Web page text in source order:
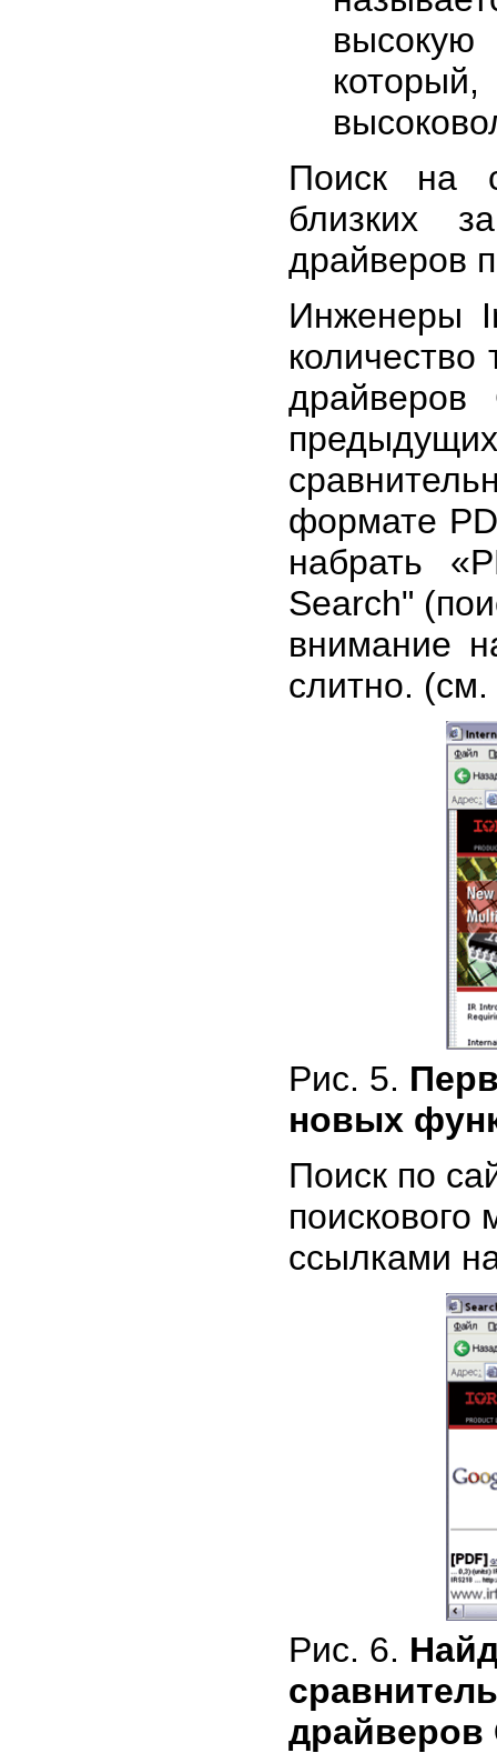
высокую
Поиск на
близких
драйверов
Инженеры
драйверов
формате
набрать
Search"
внимание
слитно.
Рис. 5.
новых
Поиск по
поискового
ссылками
Рис. 6.